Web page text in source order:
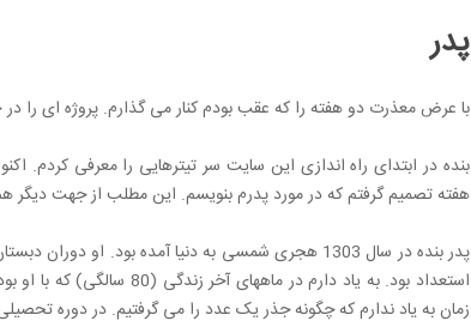
پدر
با عرض معذرت دو هفته را که عقب بودم کنار می گذارم. پروژه ای را
بنده در ابتدای راه اندازی این سایت سر تیترهایی را معرفی کردم.
هفته تصمیم گرفتم که در مورد پدرم بنویسم. این مطلب از جهت دیگر
پدر بنده در سال 1303 هجری شمسی به دنیا آمده بود.
استعداد بود. به یاد دارم
زمان به یاد ندارم که چگونه جذر یک عدد را می گرفتیم. در دوره